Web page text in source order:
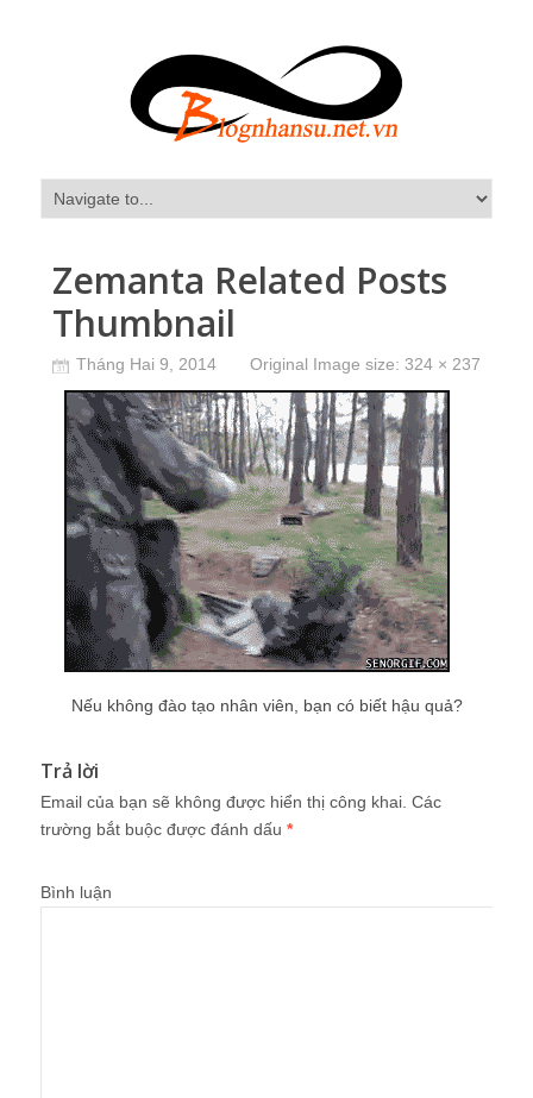
Zemanta Related Posts
Thumbnail
Tháng Hai 9, 2014 Original Image size: 324 × 237
Nếu không đào tạo nhân viên, bạn có biết hậu quả?
Trả lời
Email của bạn sẽ không được hiển thị công khai. Các
trường bắt buộc được đánh dấu *
Bình luận